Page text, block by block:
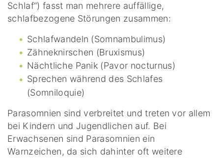
Schlaf“) fasst man mehrere auffällige,
schlafbezogene Störungen zusammen:
Schlafwandeln (Somnambulimus)
Zähneknirschen (Bruxismus)
Nächtliche Panik (Pavor nocturnus)
Sprechen während des Schlafes
(Somniloquie)
Parasomnien sind verbreitet und treten vor allem
bei Kindern und Jugendlichen auf. Bei
Erwachsenen sind Parasomnien ein
Warnzeichen, da sich dahinter oft weitere